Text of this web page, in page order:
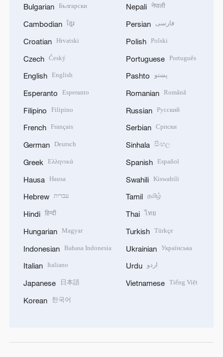
Bulgarian Български
Cambodian ខ្មែរ
Croatian Hrvatski
Czech Český
English English
Esperanto Esperanto
Filipino Filipino
French Français
German Deutsch
Greek Ελληνικά
Hausa Hausa
Hebrew עברית
Hindi हिन्दी
Hungarian Magyar
Indonesian Bahasa Indonesia
Italian Italiano
Japanese 日本語
Korean 한국어
Nepali नेपाली
Persian فارسی
Polish Polski
Portuguese Português
Pashto پښتو
Romanian Română
Russian Русский
Serbian Српски
Sinhala සිංහල
Spanish Español
Swahili Kiswahili
Tamil தமிழ்
Thai ไทย
Turkish Türkçe
Ukrainian Українська
Urdu اردو
Vietnamese Tiếng Việt